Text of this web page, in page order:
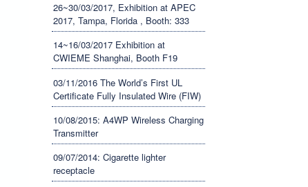
26~30/03/2017, Exhibition at APEC
2017, Tampa, Florida , Booth: 333
14~16/03/2017 Exhibition at
CWIEME Shanghai, Booth F19
03/11/2016 The World’s First UL
Certificate Fully Insulated Wire (FIW)
10/08/2015: A4WP Wireless Charging
Transmitter
09/07/2014: Cigarette lighter
receptacle